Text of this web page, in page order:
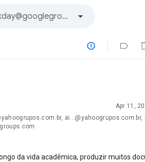

Apr 11,
da vida acadêmica, produzir muitos